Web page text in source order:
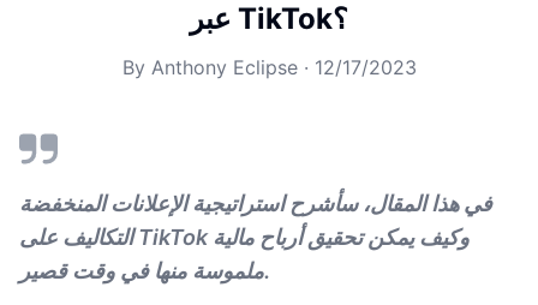
عبر TikTok؟
By Anthony Eclipse· 12/17/2023
في هذا المقال، سأشرح استراتيجية الإعلانات المنخفضة
التكاليف على TikTok وكيف يمكن تحقيق أرباح مالية
ملموسة منها في وقت قصير.